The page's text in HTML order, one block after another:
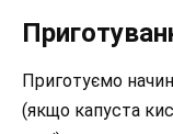
Приготуємо
(якщо капуста